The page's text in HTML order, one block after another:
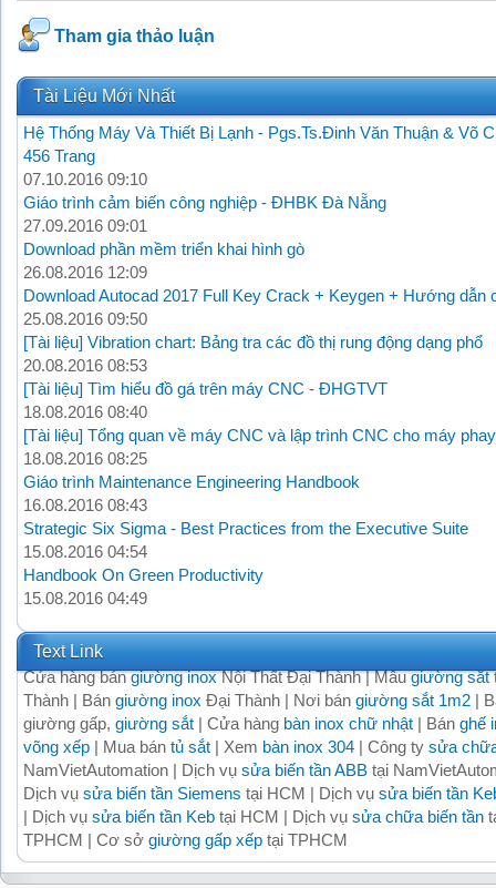
Tham gia thảo luận
Tài Liệu Mới Nhất
Hệ Thống Máy Và Thiết Bị Lạnh - Pgs.Ts.Đinh Văn Thuận & Võ
456 Trang
07.10.2016 09:10
Giáo trình cảm biến công nghiệp - ĐHBK Đà Nẵng
27.09.2016 09:01
Download phần mềm triển khai hình gò
26.08.2016 12:09
Download Autocad 2017 Full Key Crack + Keygen + Hướng dẫn
25.08.2016 09:50
[Tài liệu] Vibration chart: Bảng tra các đồ thị rung động dạng phổ
20.08.2016 08:53
[Tài liệu] Tìm hiểu đồ gá trên máy CNC - ĐHGTVT
18.08.2016 08:40
[Tài liệu] Tổng quan về máy CNC và lập trình CNC cho máy
18.08.2016 08:25
Giáo trình Maintenance Engineering Handbook
16.08.2016 08:43
Strategic Six Sigma - Best Practices from the Executive Suite
15.08.2016 04:54
Handbook On Green Productivity
15.08.2016 04:49
Text Link
Cửa hàng bángiường inoxNội Thất Đại Thành | Mẫugiường sắt
Thành | Bán giường inox Đại Thành | Nơi bán giường sắt 1m2 |
giường gấp, giường sắt | Cửa hàng bàn inox chữ nhật | Bán ghế
võng xếp | Mua bán tủ sắt | Xem bàn inox 304 | Công ty sửa
NamVietAutomation | Dịch vụ sửa biến tần ABB tại
Dịch vụ sửa biến tần Siemens tại HCM | Dịch vụ sửa biến tần
| Dịch vụ sửa biến tần Keb tại HCM | Dịch vụ sửa chữa biến tần
TPHCM | Cơ sở giường gấp xếp tại TPHCM